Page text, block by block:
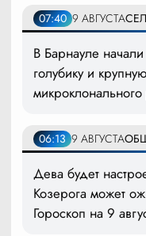
07:40 9 АВГУСТА
В Барнауле
голубику и
06:13 9 АВГУСТА
Дева будет
Козерога может
Гороскоп на 9